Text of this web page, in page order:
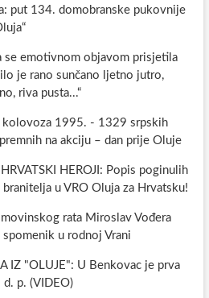
put 134. domobranske pukovnije
se emotivnom objavom prisjetila
je rano sunčano ljetno jutro,
riva pusta...“
kolovoza 1995. - 1329 srpskih
na akciju – dan prije Oluje
HEROJI: Popis poginulih
branitelja u VRO Oluja za Hrvatsku!
rata Miroslav Vođera
spomenik u rodnoj Vrani
IZ "OLUJE": U Benkovac je prva
d. p. (VIDEO)